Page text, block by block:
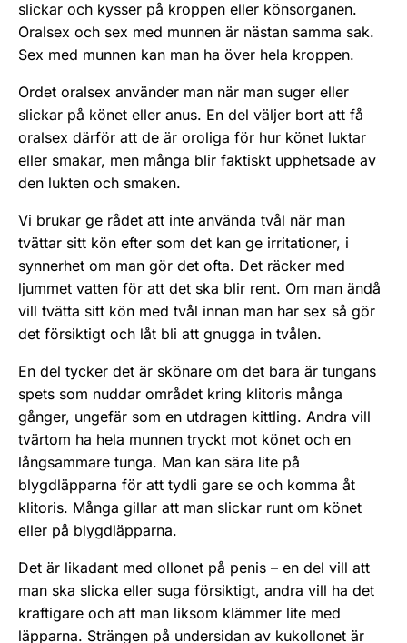
slickar och kysser på kroppen eller könsorganen.
Oralsex och sex med munnen är nästan samma sak.
Sex med munnen kan man ha över hela kroppen.
Ordet oralsex använder man när man suger eller
slickar på könet eller anus. En del väljer bort att få
oralsex därför att de är oro­liga för hur könet luktar
eller smakar, men många blir fak­tiskt upphetsade av
den lukten och smaken.
Vi brukar ge rådet att inte använda tvål när man
tvättar sitt kön efter­ som det kan ge irritationer, i
synnerhet om man gör det ofta. Det räcker med
ljummet vatten för att det ska blir rent. Om man ändå
vill tvätta sitt kön med tvål innan man har sex så gör
det försiktigt och låt bli att gnugga in tvålen.
En del tycker det är skönare om det bara är tungans
spets som nuddar området kring klitoris många
gånger, ungefär som en utdragen kittling. Andra vill
tvärtom ha hela munnen tryckt mot könet och en
långsammare tunga. Man kan sära lite på
blygdläpparna för att tydli­ gare se och komma åt
klitoris. Många gillar att man slickar runt om könet
eller på blygdläpparna.
Det är lika­dant med ollonet på penis – en del vill att
man ska slicka eller suga försiktigt, andra vill ha det
kraftigare och att man liksom klämmer lite med
läpparna. Strängen på un­dersidan av kukollonet är